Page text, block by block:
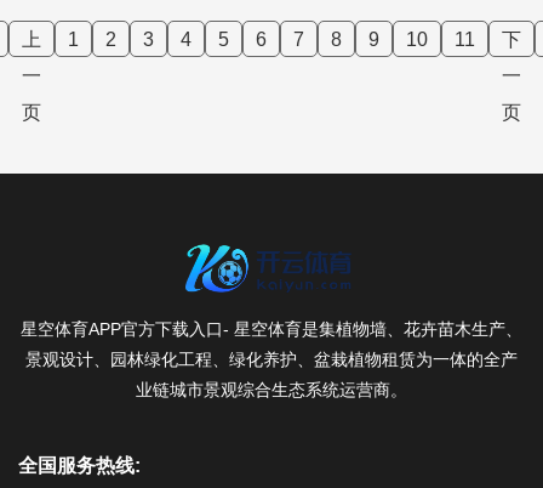
上
一
页
1 2 3 4 5 6 7 8 9 10 11
下
一
页
星空体育APP官方下载入口- 星空体育是集植物墙、花卉苗木生产、
景观设计、园林绿化工程、绿化养护、盆栽植物租赁为一体的全产
业链城市景观综合生态系统运营商。
全国服务热线: